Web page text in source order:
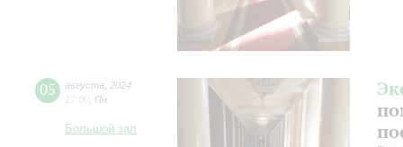
05 августа
2024
17:00 Пн
Большой зал